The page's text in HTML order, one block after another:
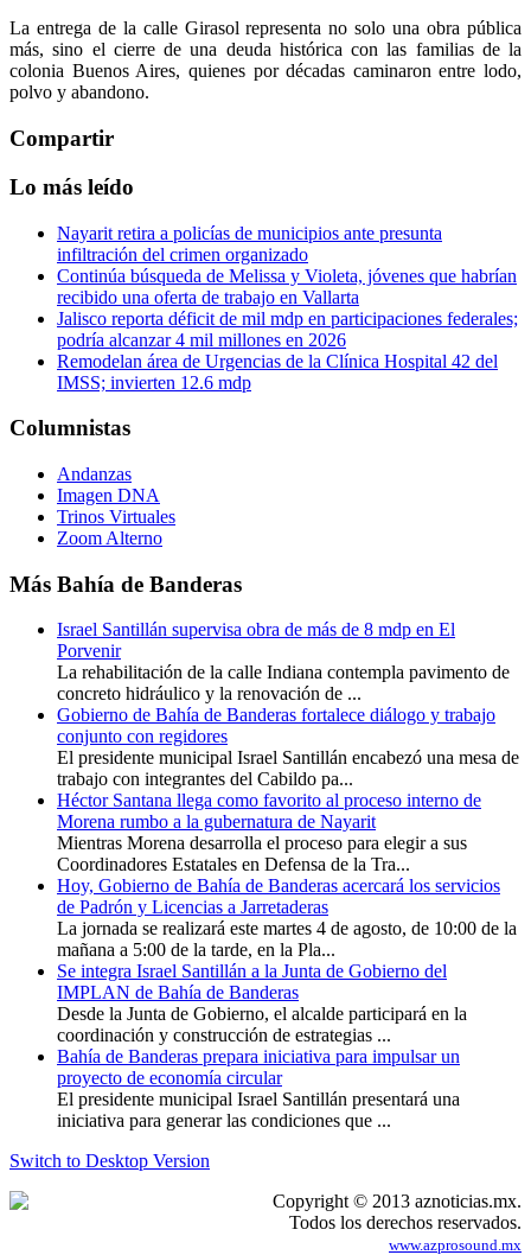
La entrega de la calle Girasol representa no solo una obra pública
más, sino el cierre de una deuda histórica con las familias de la
colonia Buenos Aires, quienes por décadas caminaron entre lodo,
polvo y abandono.
Compartir
Lo más leído
Nayarit retira a policías de municipios ante presunta
infiltración del crimen organizado
Continúa búsqueda de Melissa y Violeta, jóvenes que habrían
recibido una oferta de trabajo en Vallarta
Jalisco reporta déficit de mil mdp en participaciones federales;
podría alcanzar 4 mil millones en 2026
Remodelan área de Urgencias de la Clínica Hospital 42 del
IMSS; invierten 12.6 mdp
Columnistas
Andanzas
Imagen DNA
Trinos Virtuales
Zoom Alterno
Más Bahía de Banderas
Israel Santillán supervisa obra de más de 8 mdp en El
Porvenir
La rehabilitación de la calle Indiana contempla pavimento de
concreto hidráulico y la renovación de ...
Gobierno de Bahía de Banderas fortalece diálogo y trabajo
conjunto con regidores
El presidente municipal Israel Santillán encabezó una mesa de
trabajo con integrantes del Cabildo pa...
Héctor Santana llega como favorito al proceso interno de
Morena rumbo a la gubernatura de Nayarit
Mientras Morena desarrolla el proceso para elegir a sus
Coordinadores Estatales en Defensa de la Tra...
Hoy, Gobierno de Bahía de Banderas acercará los servicios
de Padrón y Licencias a Jarretaderas
La jornada se realizará este martes 4 de agosto, de 10:00 de la
mañana a 5:00 de la tarde, en la Pla...
Se integra Israel Santillán a la Junta de Gobierno del
IMPLAN de Bahía de Banderas
Desde la Junta de Gobierno, el alcalde participará en la
coordinación y construcción de estrategias ...
Bahía de Banderas prepara iniciativa para impulsar un
proyecto de economía circular
El presidente municipal Israel Santillán presentará una
iniciativa para generar las condiciones que ...
Switch to Desktop Version
Copyright © 2013 aznoticias.mx.
Todos los derechos reservados.
www.azprosound.mx